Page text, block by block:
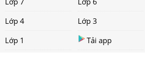
Lớp 4
Lớp 3
Lớp 1
Tải app